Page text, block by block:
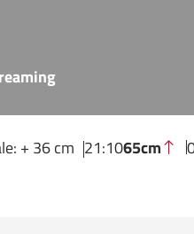
+ 36 cm 21:1065cm